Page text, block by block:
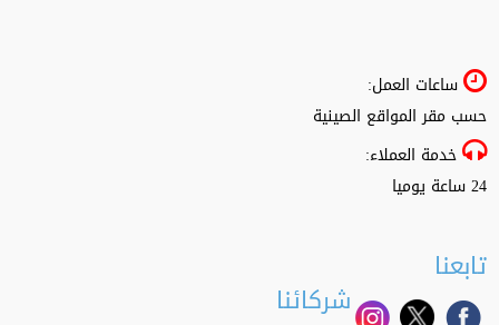
ساعات العمل:
حسب مقر المواقع الصينية
خدمة العملاء:
24 ساعة يوميا
تابعنا
شركائنا